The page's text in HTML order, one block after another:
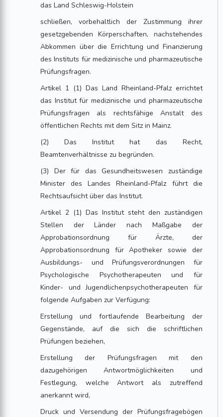
das Land Schleswig-Holstein
schließen, vorbehaltlich der Zustimmung ihrer
gesetzgebenden Körperschaften, nachstehendes
Abkommen über die Errichtung und Finanzierung
des Instituts für medizinische und pharmazeutische
Prüfungsfragen.
Artikel 1 (1) Das Land Rheinland-Pfalz errichtet
das Institut für medizinische und pharmazeutische
Prüfungsfragen als rechtsfähige Anstalt des
öffentlichen Rechts mit dem Sitz in Mainz.
(2) Das Institut hat das Recht,
Beamtenverhältnisse zu begründen.
(3) Der für das Gesundheitswesen zuständige
Minister des Landes Rheinland-Pfalz führt die
Rechtsaufsicht über das Institut.
Artikel 2 (1) Das Institut steht den zuständigen
Stellen der Länder nach Maßgabe der
Approbationsordnung für Ärzte, der
Approbationsordnung für Apotheker sowie der
Ausbildungs- und Prüfungsverordnungen für
Psychologische Psychotherapeuten und für
Kinder- und Jugendlichenpsychotherapeuten für
folgende Aufgaben zur Verfügung:
Erstellung und fortlaufende Bearbeitung der
Gegenstände, auf die sich die schriftlichen
Prüfungen beziehen,
Erstellung der Prüfungsfragen mit den
dazugehörigen Antwortmöglichkeiten und
Festlegung, welche Antwort als zutreffend
anerkannt wird,
Druck und Versendung der Prüfungsfragebögen